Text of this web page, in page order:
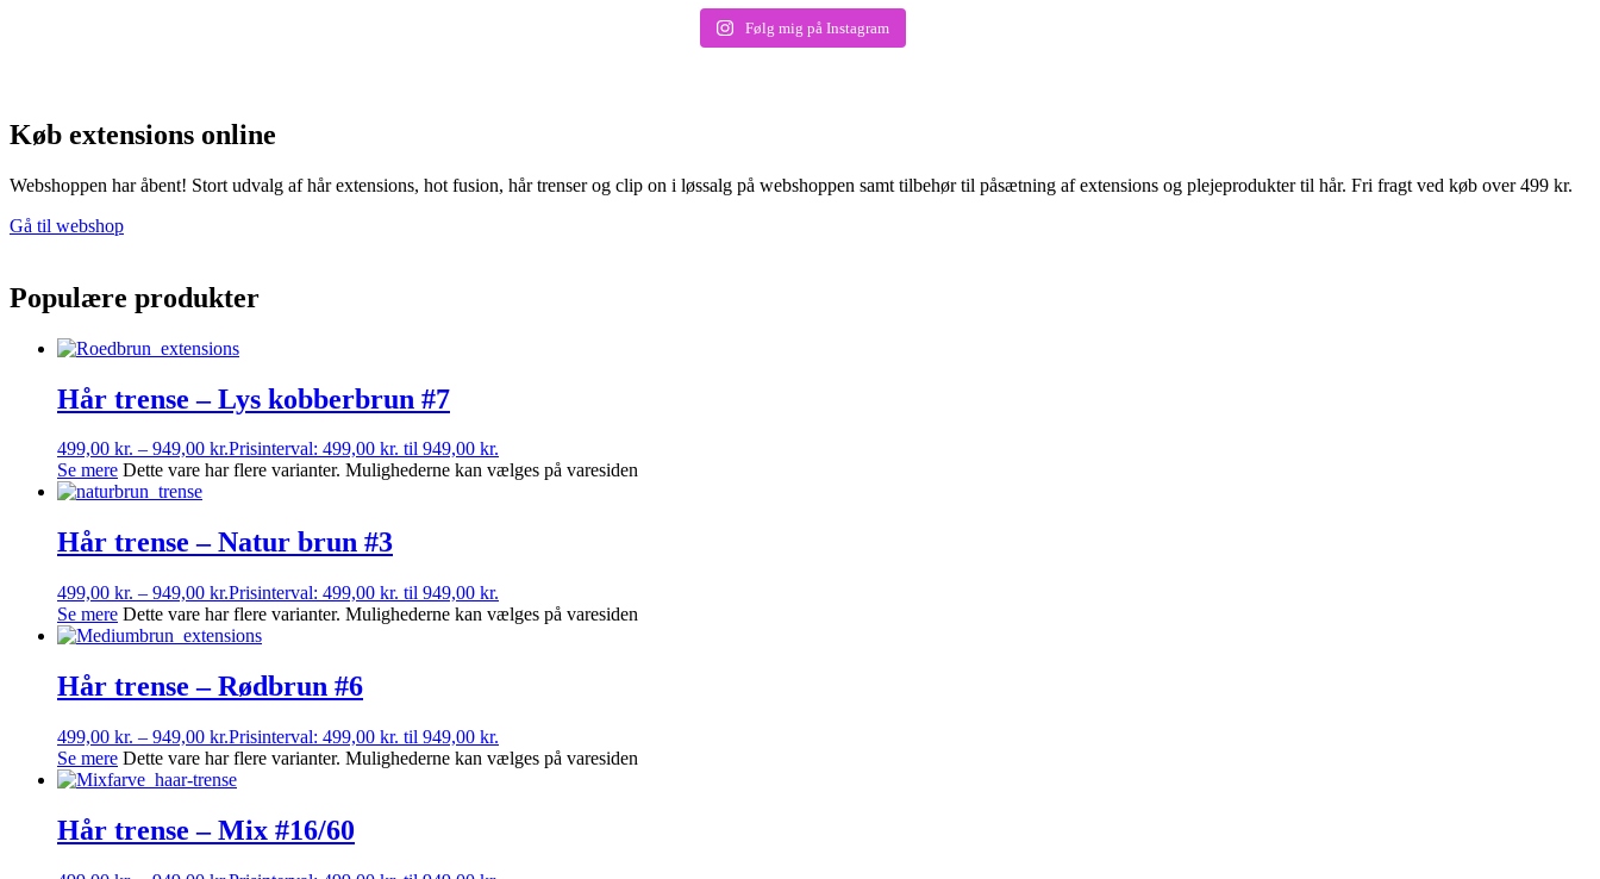
Følg mig på Instagram
Køb extensions online
Webshoppen har åbent! Stort udvalg af hår extensions, hot fusion, hår trenser og clip on i løssalg på webshoppen samt tilbehør til påsætning af extensions og plejeprodukter til hår. Fri fragt ved køb over 499 kr.
Gå til webshop
Populære produkter
Hår trense – Lys kobberbrun #7
499,00 kr. – 949,00 kr.Prisinterval: 499,00 kr. til 949,00 kr.
Se mere Dette vare har flere varianter. Mulighederne kan vælges på varesiden
Hår trense – Natur brun #3
499,00 kr. – 949,00 kr.Prisinterval: 499,00 kr. til 949,00 kr.
Se mere Dette vare har flere varianter. Mulighederne kan vælges på varesiden
Hår trense – Rødbrun #6
499,00 kr. – 949,00 kr.Prisinterval: 499,00 kr. til 949,00 kr.
Se mere Dette vare har flere varianter. Mulighederne kan vælges på varesiden
Hår trense – Mix #16/60